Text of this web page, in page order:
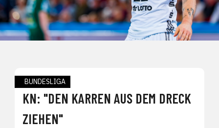
BUNDESLIGA
KN: "DEN KARREN AUS DEM DRECK
ZIEHEN"